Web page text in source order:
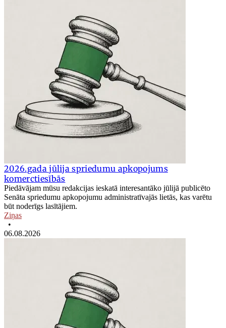
2026.gada jūlija spriedumu apkopojums
komerctiesībās
Piedāvājam mūsu redakcijas ieskatā interesantāko jūlijā publicēto
Senāta spriedumu apkopojumu administratīvajās lietās, kas varētu
būt noderīgs lasītājiem.
Ziņas
•
06.08.2026